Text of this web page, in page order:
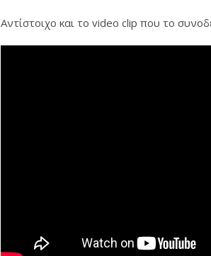
Αντίστοιχο και το video clip που το